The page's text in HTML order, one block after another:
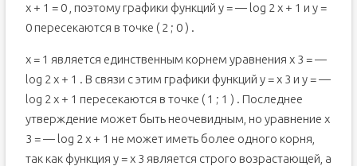
x + 1 = 0 , поэтому графики функций y = — log 2 x + 1 и y =
0 пересекаются в точке ( 2 ; 0 ) .
x = 1 является единственным корнем уравнения x 3 = —
log 2 x + 1 . В связи с этим графики функций y = x 3 и y = —
log 2 x + 1 пересекаются в точке ( 1 ; 1 ) . Последнее
утверждение может быть неочевидным, но уравнение x
3 = — log 2 x + 1 не может иметь более одного корня,
так как функция y = x 3 является строго возрастающей, а